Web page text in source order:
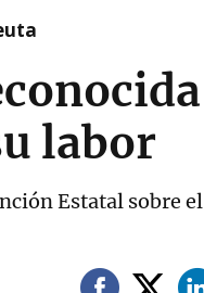
labor
Estatal sobre el